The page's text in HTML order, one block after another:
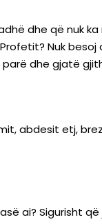
dhe që nuk
Nuk besoj
dhe gjatë
abdesit etj,
ai? Sigurisht